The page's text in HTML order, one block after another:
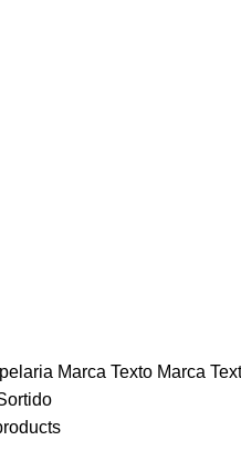
Marca Texto Marca